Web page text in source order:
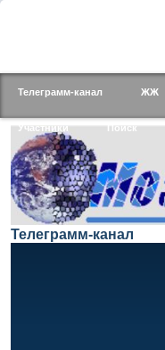
Телеграмм-канал
Телеграмм-канал ЖЖ
Участники Поиск